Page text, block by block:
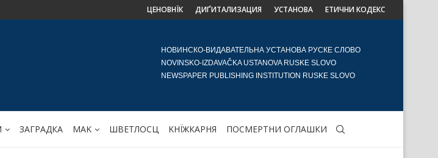
ЦЕНОВНЇК ДИҐИТАЛИЗАЦИЯ УСТАНОВА ЕТИЧНИ КОДЕКС
НОВИНСКО-ВИДАВАТЕЛЬНА УСТАНОВА РУСКЕ СЛОВО
NOVINSKO-IZDAVAČKA USTANOVA RUSKE SLOVO
NEWSPAPER PUBLISHING INSTITUTION RUSKE SLOVO
ЗАГРАДКА МАK ШВЕТЛОСЦ KНЇЖКАРНЯ ПОСМЕРТНИ ОГЛАШКИ